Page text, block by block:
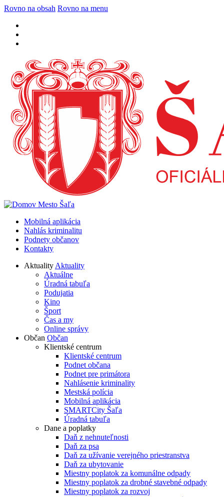
Rovno na obsah Rovno na menu
Mobilná aplikácia
Nahlás kriminalitu
Podnety občanov
Kontakty
AktualityAktuality
Aktuálne
Úradná tabuľa
Podujatia
Kino
Šport
Čas a my
Online správy
Občan Občan
Klientské centrum
Klientské centrum
Podnet občana
Podnet pre primátora
Nahlásenie kriminality
Mestská polícia
Mobilná aplikácia
SMARTCity Šaľa
Úradná tabuľa
Dane a poplatky
Daň z nehnuteľnosti
Daň za psa
Daň za užívanie verejného priestranstva
Daň za ubytovanie
Miestny poplatok za komunálne odpady
Miestny poplatok za drobné stavebné odpady
Miestny poplatok za rozvoj